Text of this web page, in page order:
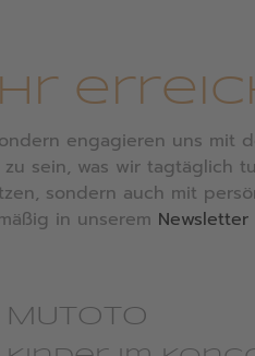
engagieren uns mit
sein, was wir tagtäglich
sondern auch mit
in unserem Newsletter
MUTOTO